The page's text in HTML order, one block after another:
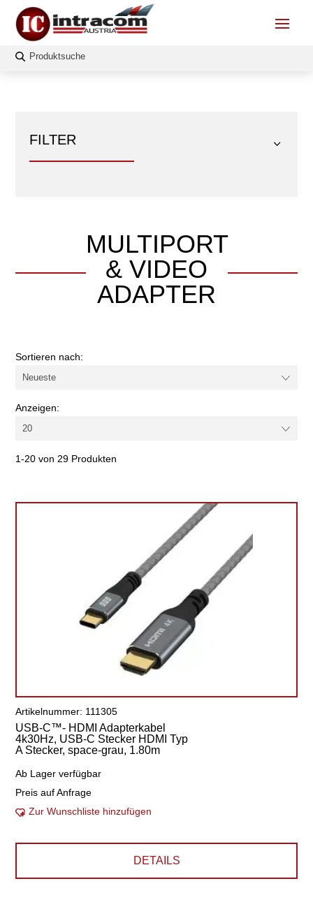
FILTER
FILTERN
Länge
Kabel-/Adapterart
USB Standard
MULTIPORT
& VIDEO
ADAPTER
Sortieren nach:
Anzeigen:
1-20 von 29 Produkten
Artikelnummer: 111305
USB-C™- HDMI Adapterkabel
4k30Hz, USB-C Stecker HDMI Typ
A Stecker, space-grau, 1.80m
Ab Lager verfügbar
Preis auf Anfrage
Zur Wunschliste hinzufügen
DETAILS